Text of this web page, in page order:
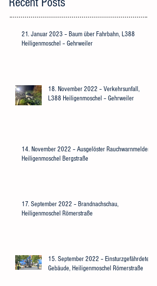
21. Januar 2023 – Baum über Fahrbahn, L388
Heiligenmoschel – Gehrweiler
18. November 2022 – Verkehrsunfall,
L388 Heiligenmoschel – Gehrweiler
14. November 2022 – Ausgelöster Rauchwarnmelder,
Heiligenmoschel Bergstraße
17. September 2022 – Brandnachschau,
Heiligenmoschel Römerstraße
15. September 2022 – Einsturzgefährdetes
Gebäude, Heiligenmoschel Römerstraße